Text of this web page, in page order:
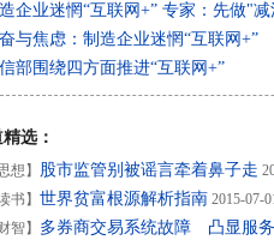
企业迷惘“互联网+” 专家：先做"减
与焦虑：制造企业迷惘“互联网+”
部围绕四方面推进“互联网+”
选：
想】 股市监管别被谣言牵着鼻子走
书】 世界贫富根源解析指南 2015-07-
智】 多券商交易系统故障 凸显服